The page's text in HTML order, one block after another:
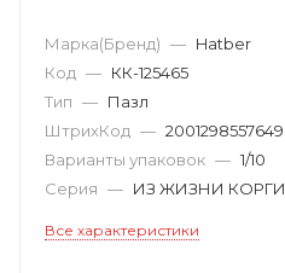
Марка(Бренд) — Hatber
Код — КК-125465
Тип — Пазл
ШтрихКод — 2001298557649
Варианты упаковок — 1/10
Серия — ИЗ ЖИЗНИ КОРГИ
Все характеристики